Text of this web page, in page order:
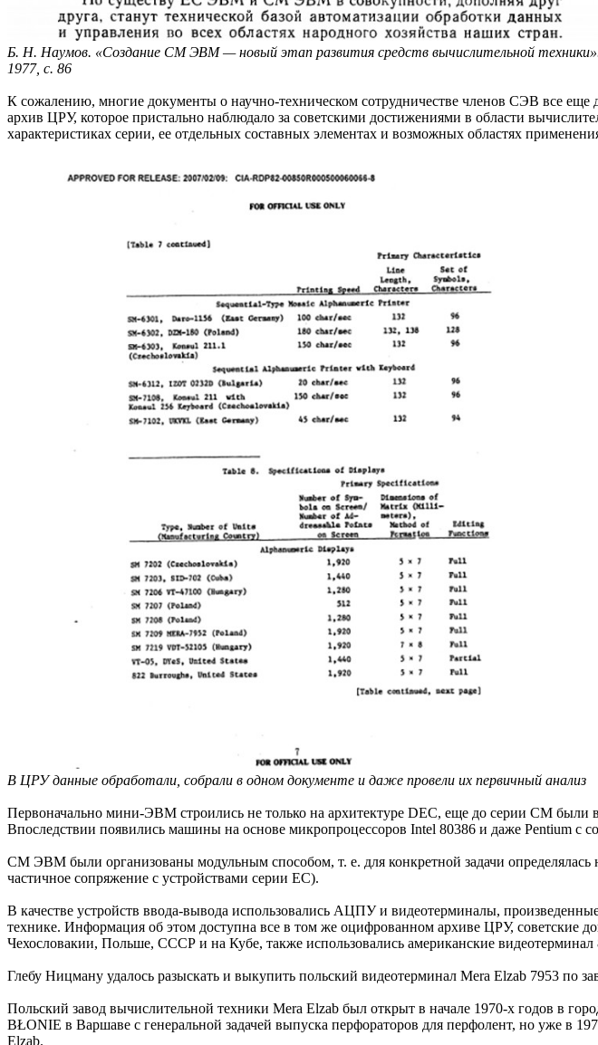
Б. Н. Наумов. «Создание СМ ЭВМ — новый этап развития средств вычислительной
1977, с. 86
К сожалению, многие документы о научно-техническом сотрудничестве членов СЭВ все
архив ЦРУ, которое пристально наблюдало за советскими достижениями в области
характеристиках серии, ее отдельных составных элементах и возможных областях
В ЦРУ данные обработали, собрали в одном документе и даже провели их первичный анализ
Первоначально мини-ЭВМ строились не только на архитектуре DEC, еще до серии СМ
Впоследствии появились машины на основе микропроцессоров Intel 80386 и даже Pentium с
СМ ЭВМ были организованы модульным способом, т. е. для конкретной задачи
частичное сопряжение с устройствами серии ЕС).
В качестве устройств ввода-вывода использовались АЦПУ и видеотерминалы,
технике. Информация об этом доступна все в том же оцифрованном архиве ЦРУ,
Чехословакии, Польше, СССР и на Кубе, также использовались американские видеотерминал
Глебу Ницману удалось разыскать и выкупить польский видеотерминал Mera Elzab 7953
Польский завод вычислительной техники Mera Elzab был открыт в начале 1970-х годов в
BŁONIE в Варшаве с генеральной задачей выпуска перфораторов для перфолент, но уже в
Elzab.